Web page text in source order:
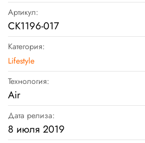
Артикул:
CK1196-017
Категория:
Lifestyle
Технология:
Air
Дата релиза:
8 июля 2019